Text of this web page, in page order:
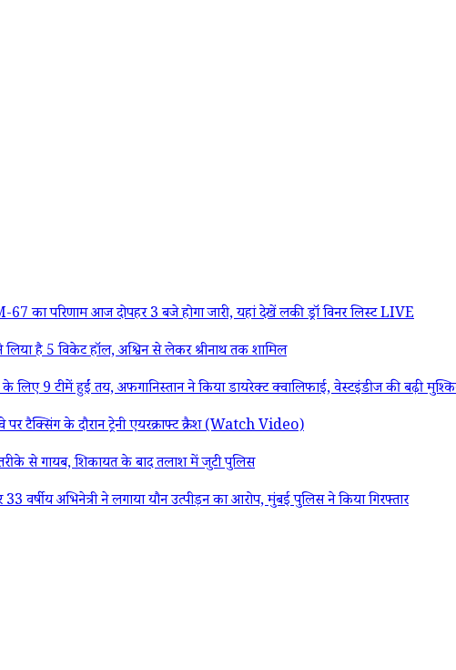
आज दोपहर 3 बजे होगा जारी, यहां देखें लकी ड्रॉ विनर लिस्ट LIVE
है 5 विकेट हॉल, अश्विन से लेकर श्रीनाथ तक शामिल
टीमें हुईं तय, अफगानिस्तान ने किया डायरेक्ट क्वालिफाई, वेस्टइंडीज की बढ़ी
टैक्सिंग के दौरान ट्रेनी एयरक्राफ्ट क्रैश (Watch Video)
से गायब, शिकायत के बाद तलाश में जुटी पुलिस
अभिनेत्री ने लगाया यौन उत्पीड़न का आरोप, मुंबई पुलिस ने किया गिरफ्तार